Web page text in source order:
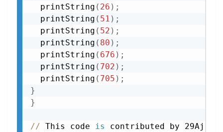
  printString
( 26 ) ;
  printString
( 51 ) ;
  printString
( 52 ) ;
  printString
( 80 ) ;
  printString
( 676 ) ;
  printString
( 702 ) ;
  printString
( 705 ) ;
}
}
// This code is contributed by